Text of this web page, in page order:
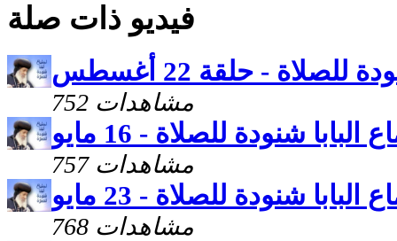
فيديو ذات صلة
للصلاة - حلقة 22 أغسطس
752 مشاهدات
البابا شنودة للصلاة - 16 مايو
757 مشاهدات
البابا شنودة للصلاة - 23 مايو
768 مشاهدات